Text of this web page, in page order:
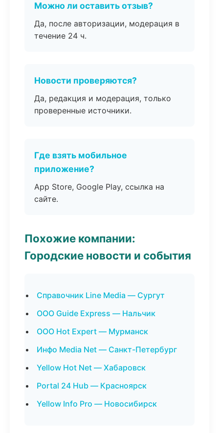
Можно ли оставить отзыв?
Да, после авторизации, модерация в
течение 24 ч.
Новости проверяются?
Да, редакция и модерация, только
проверенные источники.
Где взять мобильное
приложение?
App Store, Google Play, ссылка на
сайте.
Похожие компании:
Городские новости и события
Справочник Line Media — Сургут
ООО Guide Express — Нальчик
ООО Hot Expert — Мурманск
Инфо Media Net — Санкт-Петербург
Yellow Hot Net — Хабаровск
Portal 24 Hub — Красноярск
Yellow Info Pro — Новосибирск